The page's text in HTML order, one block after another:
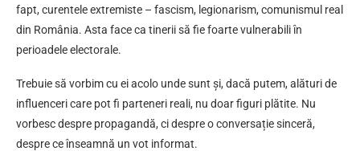
fapt, curentele extremiste – fascism, legionarism, comunismul real
din România. Asta face ca tinerii să fie foarte vulnerabili în
perioadele electorale.
Trebuie să vorbim cu ei acolo unde sunt și, dacă putem, alături de
influenceri care pot fi parteneri reali, nu doar figuri plătite. Nu
vorbesc despre propagandă, ci despre o conversație sinceră,
despre ce înseamnă un vot informat.